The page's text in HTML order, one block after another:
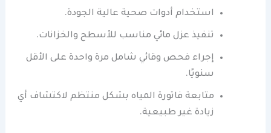
استخدام أدوات صحية عالية الجودة.
تنفيذ عزل مائي مناسب للأسطح والخزانات.
إجراء فحص وقائي شامل مرة واحدة على الأقل
سنويًا.
متابعة فاتورة المياه بشكل منتظم لاكتشاف أي
زيادة غير طبيعية.